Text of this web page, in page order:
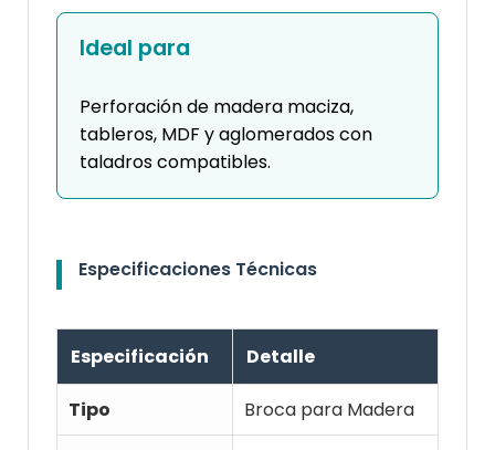
Ideal para
Perforación de madera maciza,
tableros, MDF y aglomerados con
taladros compatibles.
Especificaciones Técnicas
Especificación Detalle
Tipo
Broca para Madera